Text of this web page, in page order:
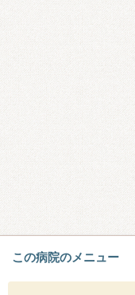
この病院のメニュー